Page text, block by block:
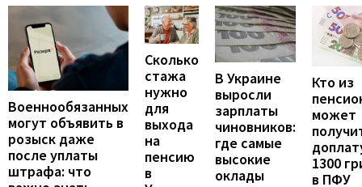
Военнообязанных
могут объявить в
розыск даже
после уплаты
штрафа: что
Сколько
стажа
нужно
для
выхода
на
пенсию
в
В Украине
выросли
зарплаты
чиновников:
где самые
высокие
оклады
Кто из
может
1300
в ПФУ